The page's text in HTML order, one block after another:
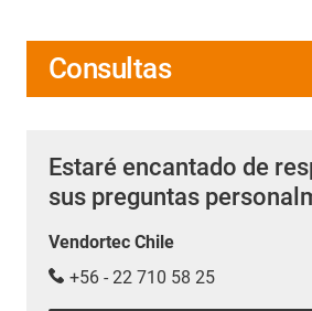
Consultas
Estaré encantado de
sus preguntas
Vendortec Chile
+56 - 22 710 58 25